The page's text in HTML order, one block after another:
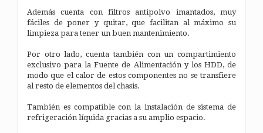
Además cuenta con filtros antipolvo imantados, muy
fáciles de poner y quitar, que facilitan al máximo su
limpieza para tener un buen mantenimiento.
Por otro lado, cuenta también con un compartimiento
exclusivo para la Fuente de Alimentación y los HDD, de
modo que el calor de estos componentes no se transfiere
al resto de elementos del chasis.
También es compatible con la instalación de sistema de
refrigeración líquida gracias a su amplio espacio.